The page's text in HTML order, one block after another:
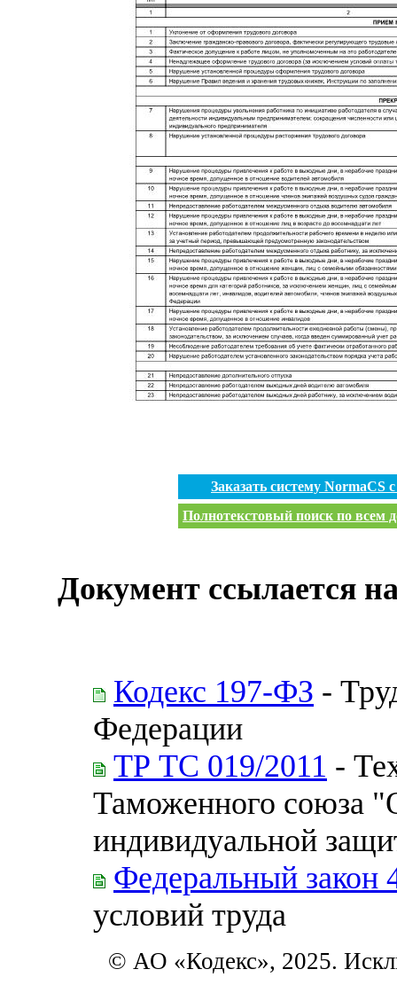
Заказать систему
Полнотекстовый поиск по всем
Документ ссылается
Кодекс 197-ФЗ -
Федерации
ТР ТС 019/2011 -
Таможенного союза
индивидуальной
Федеральный закон
условий труда
© АО «Кодекс», 2025.